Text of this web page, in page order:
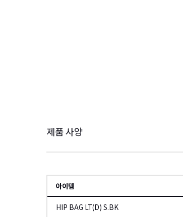
제품 사양
아이템
HIP BAG LT(D) S.BK